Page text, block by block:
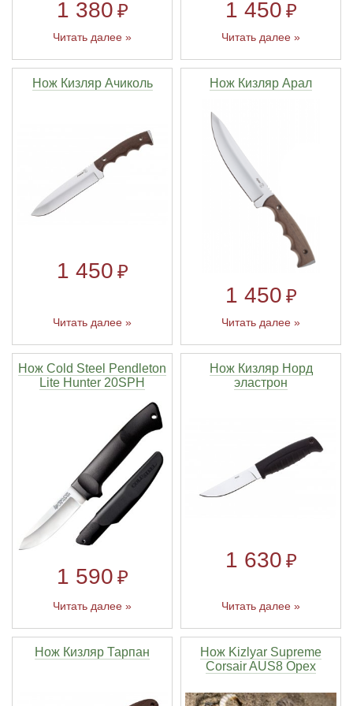
1 380 ₽
Читать далее »
1 450 ₽
Читать далее »
Нож Кизляр Ачиколь
1 450 ₽
Читать далее »
Нож Кизляр Арал
1 450 ₽
Читать далее »
Нож Cold Steel Pendleton
Lite Hunter 20SPH
1 590 ₽
Читать далее »
Нож Кизляр Норд
эластрон
1 630 ₽
Читать далее »
Нож Кизляр Тарпан
Нож Kizlyar Supreme
Corsair AUS8 Орех